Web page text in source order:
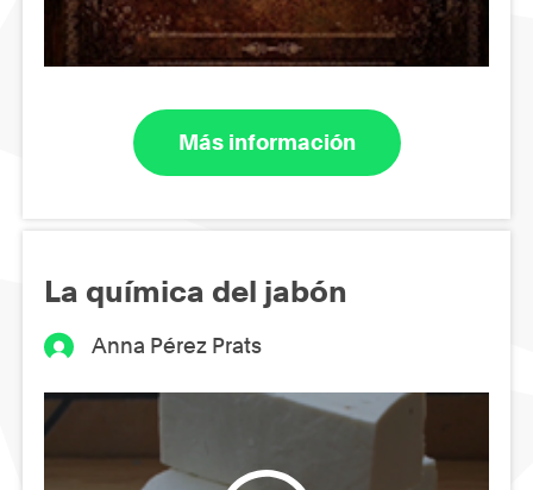
Más información
La química del jabón
Anna Pérez Prats